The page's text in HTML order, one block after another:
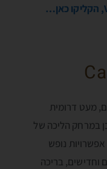
מעט דרומית
במרחק הליכה של
חמש דקות מהחוף אבל מציע Inhouse אפשרויות נופש
וחדישים, בריכה